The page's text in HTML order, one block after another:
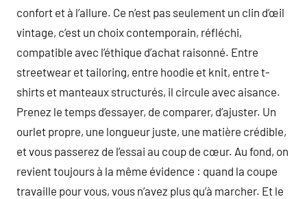
confort et à l’allure. Ce n’est pas seulement un clin d’œil
vintage, c’est un choix contemporain, réfléchi,
compatible avec l’éthique d’achat raisonné. Entre
streetwear et tailoring, entre hoodie et knit, entre t-
shirts et manteaux structurés, il circule avec aisance.
Prenez le temps d’essayer, de comparer, d’ajuster. Un
ourlet propre, une longueur juste, une matière crédible,
et vous passerez de l’essai au coup de cœur. Au fond, on
revient toujours à la même évidence : quand la coupe
travaille pour vous, vous n’avez plus qu’à marcher. Et le